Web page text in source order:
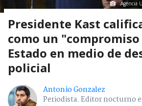
Agencia
Presidente Kast
como un
Estado en medio de
policial
Antonio Gonzalez
Periodista. Editor nocturno